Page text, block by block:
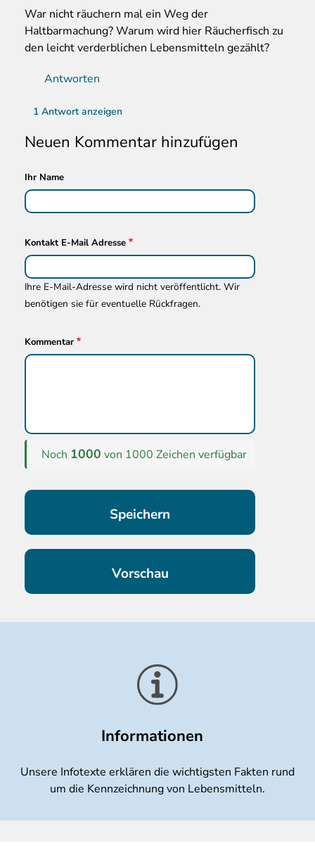
War nicht räuchern mal ein Weg der
Haltbarmachung? Warum wird hier Räucherfisch zu
den leicht verderblichen Lebensmitteln gezählt?
Antworten
1 Antwort anzeigen
Neuen Kommentar hinzufügen
Ihr Name
Kontakt E-Mail Adresse
Ihre E-Mail-Adresse wird nicht veröffentlicht. Wir
benötigen sie für eventuelle Rückfragen.
Kommentar
Noch 1000 von 1000 Zeichen verfügbar
Informationen
Unsere Infotexte erklären die wichtigsten Fakten rund
um die Kennzeichnung von Lebensmitteln.